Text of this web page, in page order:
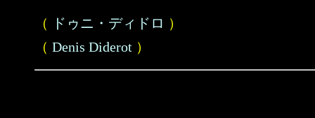
（ ドゥニ・ディドロ ）
（ Denis Diderot ）